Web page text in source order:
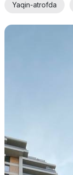
Yaqin-atrofda